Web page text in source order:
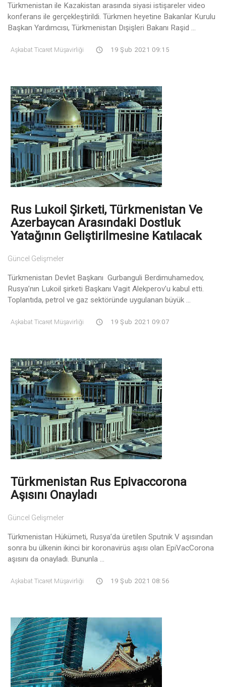
Türkmenistan ile Kazakistan arasında siyasi istişareler video
konferans ile gerçekleştirildi. Türkmen heyetine Bakanlar Kurulu
Başkan Yardımcısı, Türkmenistan Dışişleri Bakanı Raşid ...
Aşkabat Ticaret Müşavirliği 19 Şub 2021 09:15
Rus Lukoil Şirketi, Türkmenistan Ve
Azerbaycan Arasındaki Dostluk
Yatağının Geliştirilmesine Katılacak
Güncel Gelişmeler
Türkmenistan Devlet Başkanı Gurbanguli Berdimuhamedov,
Rusya’nın Lukoil şirketi Başkanı Vagit Alekperov’u kabul etti.
Toplantıda, petrol ve gaz sektöründe uygulanan büyük ...
Aşkabat Ticaret Müşavirliği 19 Şub 2021 09:07
Türkmenistan Rus Epivaccorona
Aşısını Onayladı
Güncel Gelişmeler
Türkmenistan Hükümeti, Rusya’da üretilen Sputnik V aşısından
sonra bu ülkenin ikinci bir koronavirüs aşısı olan EpiVacCorona
aşısını da onayladı. Bununla ...
Aşkabat Ticaret Müşavirliği 19 Şub 2021 08:56